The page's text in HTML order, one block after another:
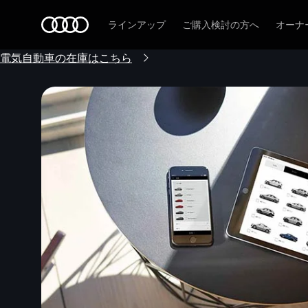
ラインアップ ご購入検討の方へ オーナ
電気自動車の在庫はこちら